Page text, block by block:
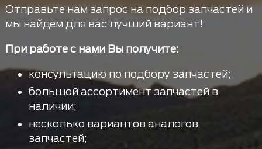
Отправьте нам запрос на подбор запчастей и
мы найдем для вас лучший вариант!
При работе с нами Вы получите:
консультацию по подбору запчастей;
большой ассортимент запчастей в
наличии;
несколько вариантов аналогов
запчастей;